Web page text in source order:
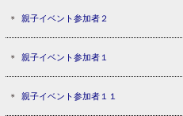
親子イベント参加者２
親子イベント参加者１
親子イベント参加者１１